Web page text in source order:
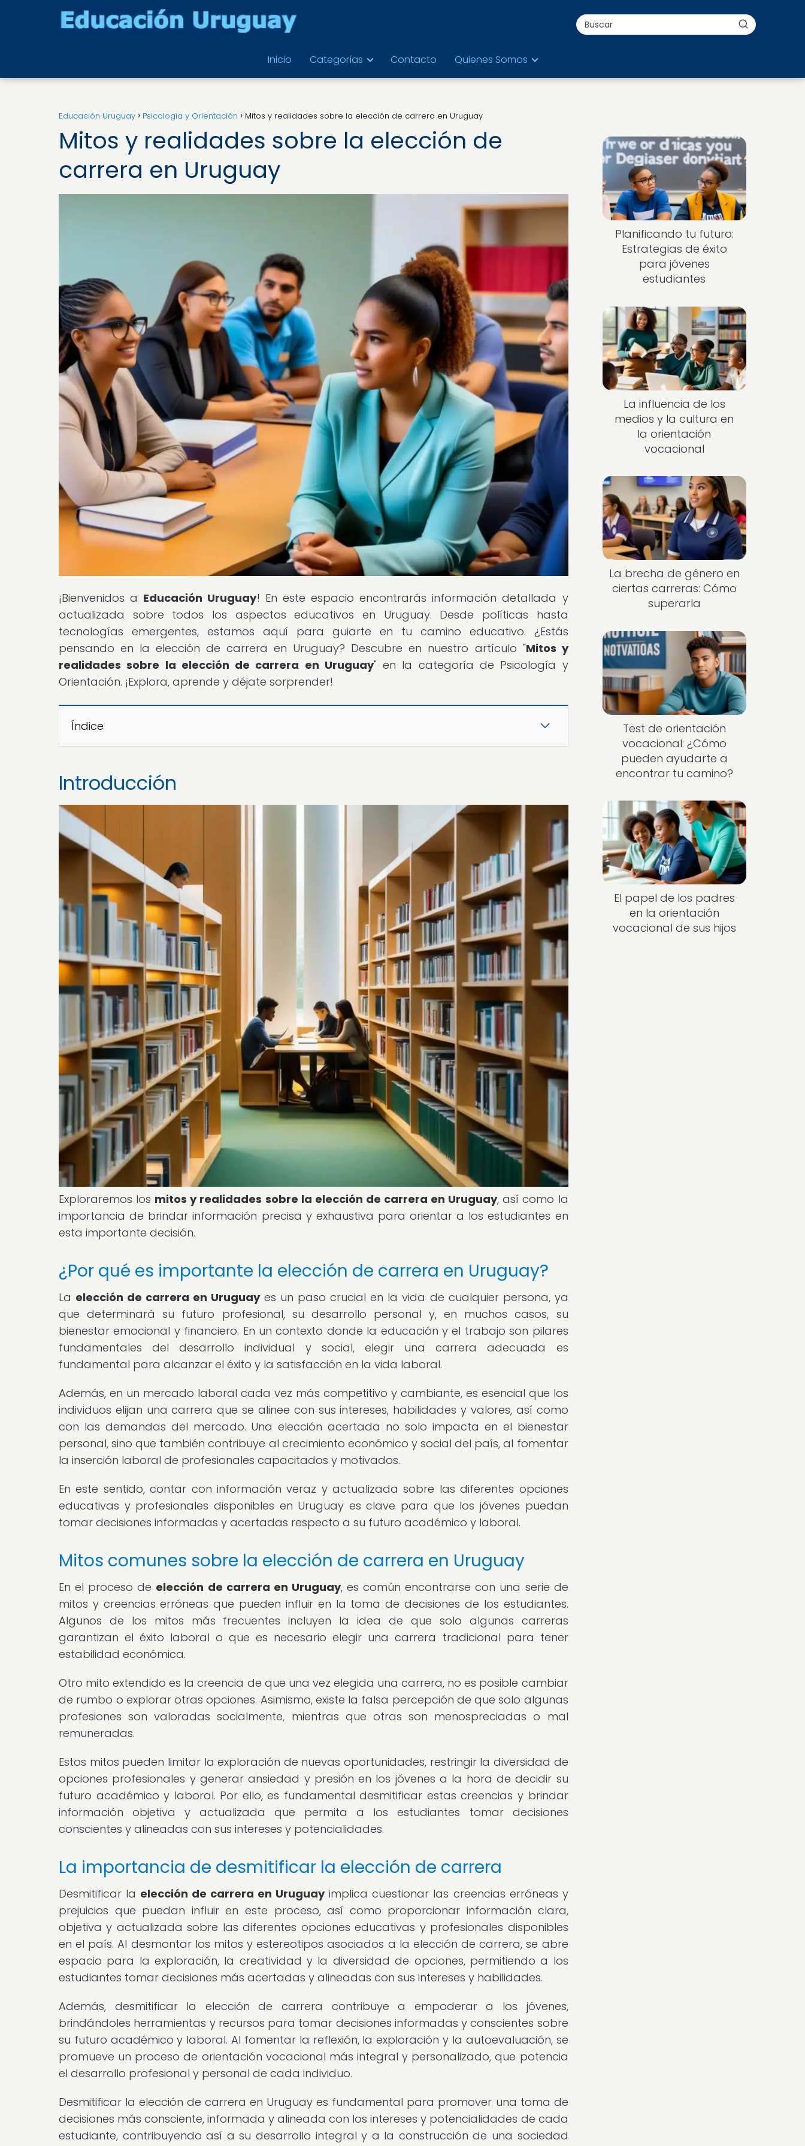
Inicio Categorías Contacto Quienes Somos
Educación Uruguay Psicología y Orientación Mitos y realidades sobre la elección de carrera en Uruguay
Mitos y realidades sobre la elección de
carrera en Uruguay
¡Bienvenidos a Educación Uruguay! En este espacio encontrarás información detallada y
actualizada sobre todos los aspectos educativos en Uruguay. Desde políticas hasta
tecnologías emergentes, estamos aquí para guiarte en tu camino educativo. ¿Estás
pensando en la elección de carrera en Uruguay? Descubre en nuestro artículo "Mitos y
realidades sobre la elección de carrera en Uruguay" en la categoría de Psicología y
Orientación. ¡Explora, aprende y déjate sorprender!
Índice
Introducción
Exploraremos los mitos y realidades sobre la elección de carrera en Uruguay, así como la
importancia de brindar información precisa y exhaustiva para orientar a los estudiantes en
esta importante decisión.
¿Por qué es importante la elección de carrera en Uruguay?
La elección de carrera en Uruguayes un paso crucial en la vida de cualquier persona, ya
que determinará su futuro profesional, su desarrollo personal y, en muchos casos, su
bienestar emocional y financiero. En un contexto donde la educación y el trabajo son pilares
fundamentales del desarrollo individual y social, elegir una carrera adecuada es
fundamental para alcanzar el éxito y la satisfacción en la vida laboral.
Además, en un mercado laboral cada vez más competitivo y cambiante, es esencial que los
individuos elijan una carrera que se alinee con sus intereses, habilidades y valores, así como
con las demandas del mercado. Una elección acertada no solo impacta en el bienestar
personal, sino que también contribuye al crecimiento económico y social del país, al fomentar
la inserción laboral de profesionales capacitados y motivados.
En este sentido, contar con información veraz y actualizada sobre las diferentes opciones
educativas y profesionales disponibles en Uruguay es clave para que los jóvenes puedan
tomar decisiones informadas y acertadas respecto a su futuro académico y laboral.
Mitos comunes sobre la elección de carrera en Uruguay
En el proceso de elección de carrera en Uruguay, es común encontrarse con una serie de
mitos y creencias erróneas que pueden influir en la toma de decisiones de los estudiantes.
Algunos de los mitos más frecuentes incluyen la idea de que solo algunas carreras
garantizan el éxito laboral o que es necesario elegir una carrera tradicional para tener
estabilidad económica.
Otro mito extendido es la creencia de que una vez elegida una carrera, no es posible cambiar
de rumbo o explorar otras opciones. Asimismo, existe la falsa percepción de que solo algunas
profesiones son valoradas socialmente, mientras que otras son menospreciadas o mal
remuneradas.
Estos mitos pueden limitar la exploración de nuevas oportunidades, restringir la diversidad de
opciones profesionales y generar ansiedad y presión en los jóvenes a la hora de decidir su
futuro académico y laboral. Por ello, es fundamental desmitificar estas creencias y brindar
información objetiva y actualizada que permita a los estudiantes tomar decisiones
conscientes y alineadas con sus intereses y potencialidades.
La importancia de desmitificar la elección de carrera
Desmitificar la elección de carrera en Uruguayimplica cuestionar las creencias erróneas y
prejuicios que puedan influir en este proceso, así como proporcionar información clara,
objetiva y actualizada sobre las diferentes opciones educativas y profesionales disponibles
en el país. Al desmontar los mitos y estereotipos asociados a la elección de carrera, se abre
espacio para la exploración, la creatividad y la diversidad de opciones, permitiendo a los
estudiantes tomar decisiones más acertadas y alineadas con sus intereses y habilidades.
Además, desmitificar la elección de carrera contribuye a empoderar a los jóvenes,
brindándoles herramientas y recursos para tomar decisiones informadas y conscientes sobre
su futuro académico y laboral. Al fomentar la reflexión, la exploración y la autoevaluación, se
promueve un proceso de orientación vocacional más integral y personalizado, que potencia
el desarrollo profesional y personal de cada individuo.
Desmitificar la elección de carrera en Uruguay es fundamental para promover una toma de
decisiones más consciente, informada y alineada con los intereses y potencialidades de cada
estudiante, contribuyendo así a su desarrollo integral y a la construcción de una sociedad
Planificando tu futuro:
Estrategias de éxito
para jóvenes
estudiantes
La influencia de los
medios y la cultura en
la orientación
vocacional
La brecha de género en
ciertas carreras: Cómo
superarla
Test de orientación
vocacional: ¿Cómo
pueden ayudarte a
encontrar tu camino?
El papel de los padres
en la orientación
vocacional de sus hijos